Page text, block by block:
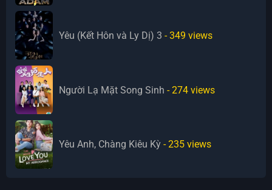
Yêu (Kết Hôn và Ly Dị) 3 - 349 views
Người Lạ Mặt Song Sinh - 274 views
Yêu Anh, Chàng Kiêu Kỳ - 235 views